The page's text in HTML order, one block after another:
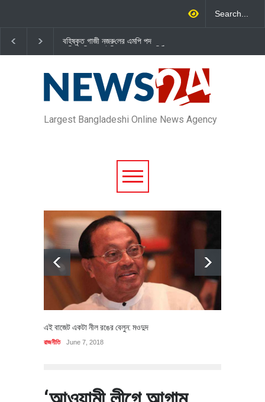
বহিষ্কৃত গাজী নজরু‌লের এম‌পি পদ
বা‌তি‌লে স্পিকার-ইসিকে জামায়া‌তের চি‌ঠি
দল থেকে বহিষ্কার
Largest Bangladeshi Online News Agency
এই বাজেট একটা নীল রঙের বেলুন: মওদুদ
রাজনীতি June 7, 2018